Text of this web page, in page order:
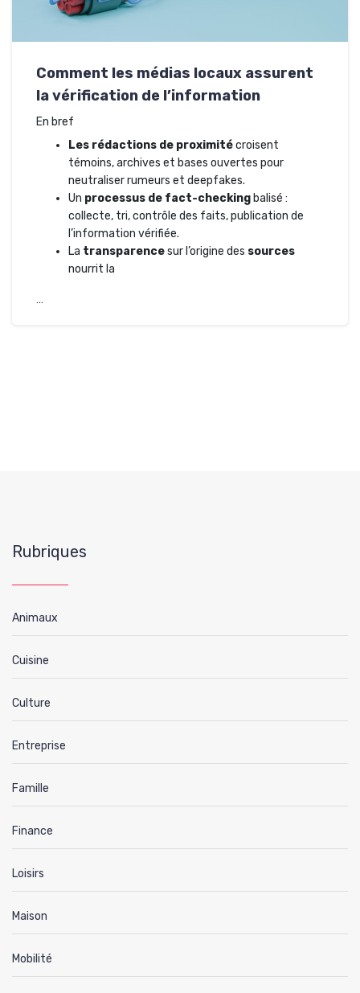
Comment les médias locaux assurent
la vérification de l’information
En bref
Les rédactions de proximitécroisent
témoins, archives et bases ouvertes pour
neutraliser rumeurs et deepfakes.
Un processus de fact-checking balisé :
collecte, tri, contrôle des faits, publication de
l’information vérifiée.
La transparencesur l’origine des sources
nourrit la
…
Rubriques
Animaux
Cuisine
Culture
Entreprise
Famille
Finance
Loisirs
Maison
Mobilité